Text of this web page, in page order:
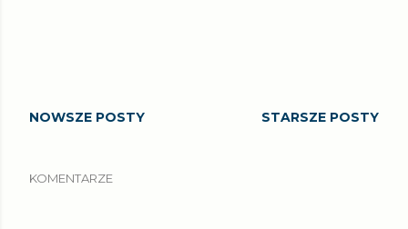
NOWSZE POSTY STARSZE POSTY
KOMENTARZE